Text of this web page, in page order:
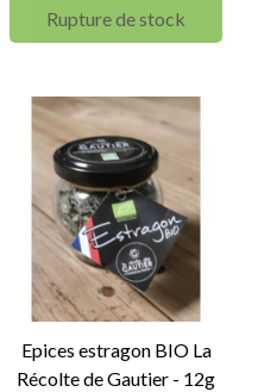
Rupture de stock
Epices estragon BIO La
Récolte de Gautier - 12g